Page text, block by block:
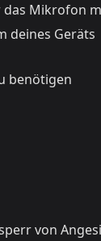
Mikrofon
deines Geräts
benötigen
von